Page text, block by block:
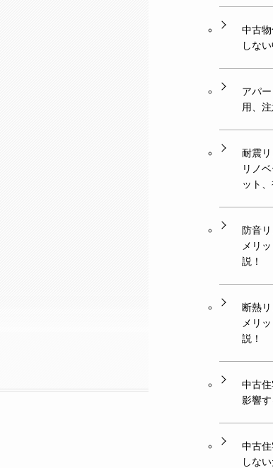
中古
しな
アパ
用、
耐震
リノ
ット
防音
メリ
説！
断熱
メリ
説！
中古
影響
中古
しな